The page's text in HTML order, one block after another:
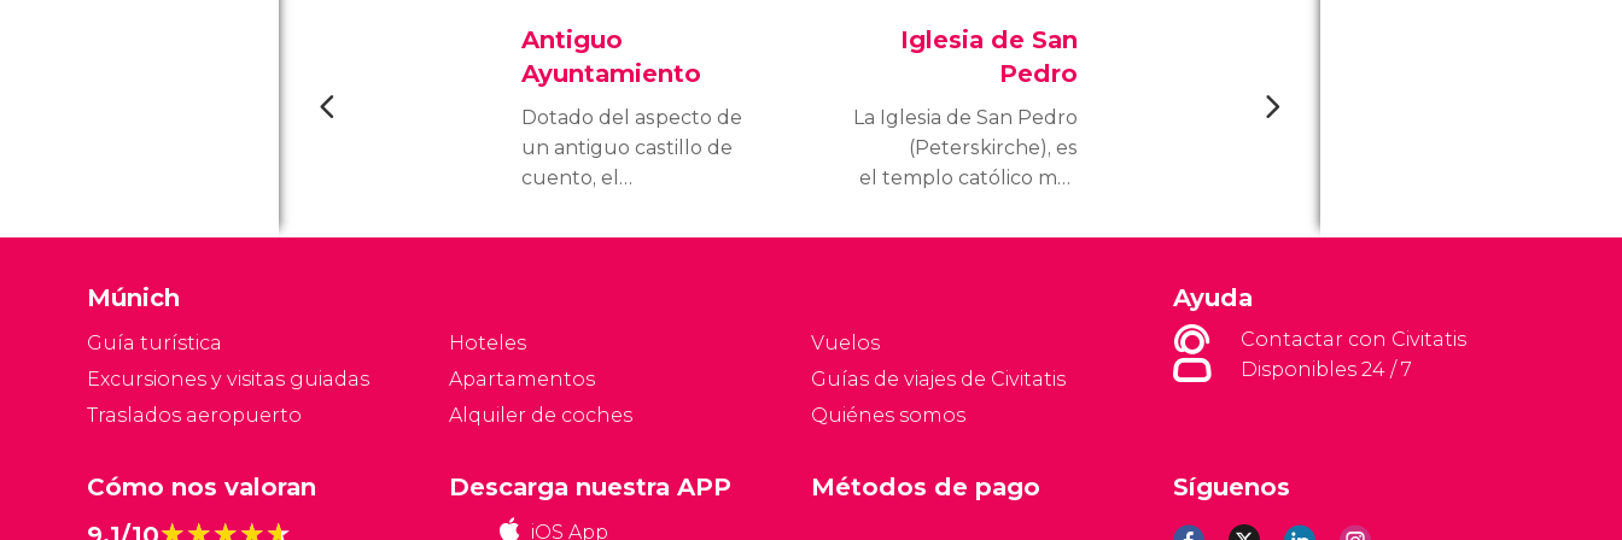
Antiguo
Ayuntamiento
Dotado del aspecto de
un antiguo castillo de
cuento, el
de Múnich contempla la
Iglesia de San
Pedro
La Iglesia de San Pedro
(Peterskirche), es
el templo católico más
uno de los principales
Múnich
Guía turística
Excursiones y visitas guiadas
Traslados aeropuerto
Hoteles
Apartamentos
Alquiler de coches
Vuelos
Guías de viajes de Civitatis
Quiénes somos
Ayuda
Contactar con Civitatis
Disponibles 24 / 7
Cómo nos valoran
Síguenos
Descarga nuestra APP
iOS App
Métodos de pago